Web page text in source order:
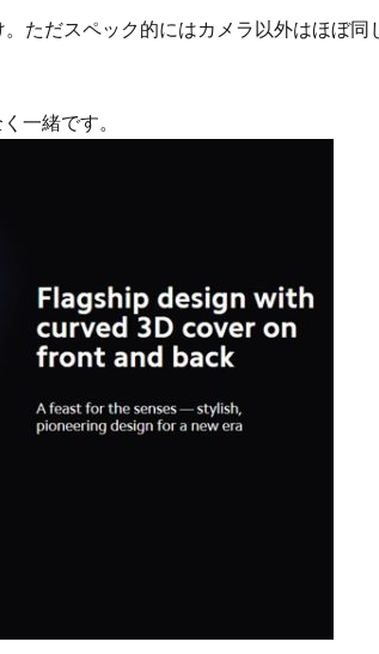
ただスペック的にはカメラ以外はほぼ同
一緒です。